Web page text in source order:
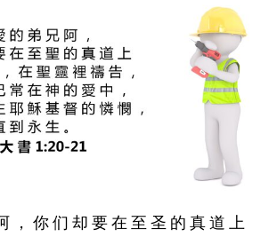
， 你 们 却 要 在 至 圣 的 真 道 上